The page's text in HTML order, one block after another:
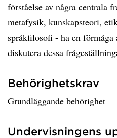
förståelse av några centrala
metafysik, kunskapsteori,
språkfilosofi - ha en
diskutera dessa
Behörighetskrav
Grundläggande behörighet
Undervisningens